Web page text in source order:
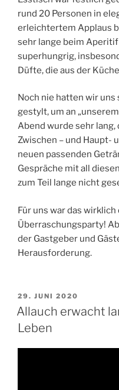
rund 20 Personen in
erleichtertem Applaus
sehr lange beim
superhungrig,
Düfte, die aus der
Noch nie hatten wir
gestylt, um an
Abend wurde sehr lang,
Zwischen – und Haupt-
neuen passenden
Gespräche mit all
zum Teil lange nicht
Für uns war das
Überraschungsparty!
der Gastgeber und
Herausforderung.
VERÖFFENTLICHT
AM
29. JUNI 2020
Allauch erwacht
Leben